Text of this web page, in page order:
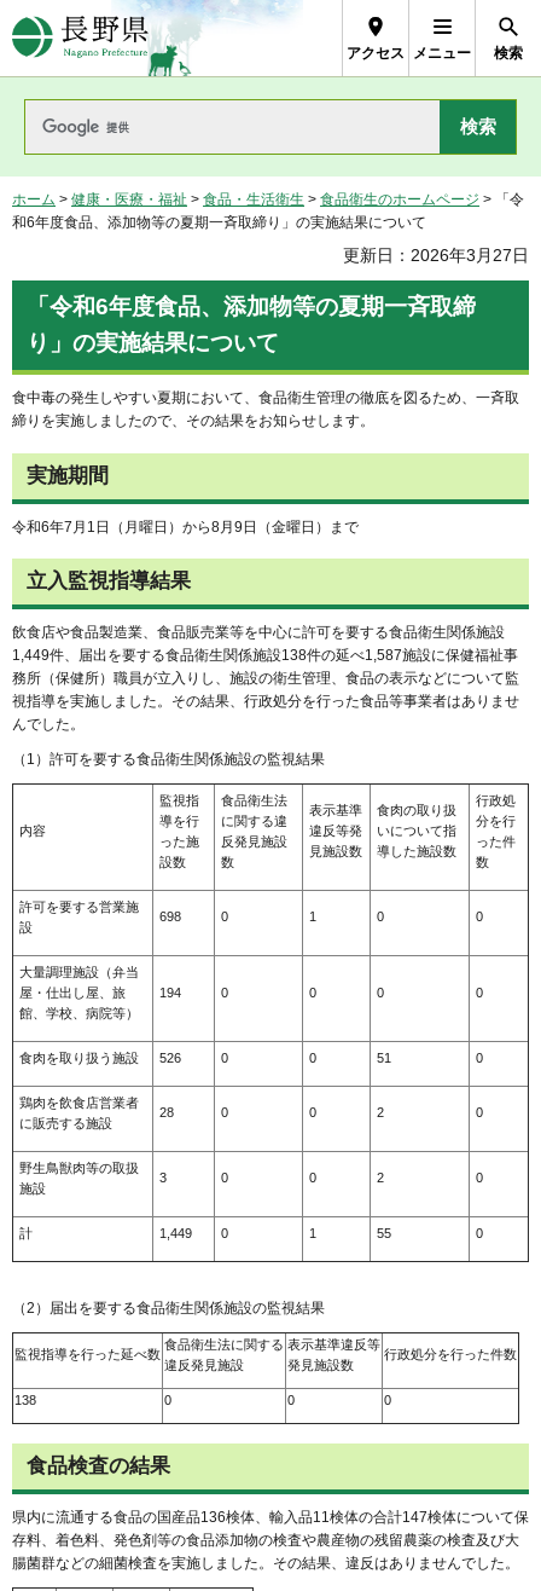
長野県Nagano Prefecture
アクセス メニュー 検索
ホーム > 健康・医療・福祉 > 食品・生活衛生 > 食品衛生のホームページ > 「令
和6年度食品、添加物等の夏期一斉取締り」の実施結果について
更新日：2026年3月27日
「令和6年度食品、添加物等の夏期一斉取締
り」の実施結果について
食中毒の発生しやすい夏期において、食品衛生管理の徹底を図るため、一斉取
締りを実施しましたので、その結果をお知らせします。
実施期間
令和6年7月1日（月曜日）から8月9日（金曜日）まで
立入監視指導結果
飲食店や食品製造業、食品販売業等を中心に許可を要する食品衛生関係施設
1,449件、届出を要する食品衛生関係施設138件の延べ1,587施設に保健福祉事
務所（保健所）職員が立入りし、施設の衛生管理、食品の表示などについて監
視指導を実施しました。その結果、行政処分を行った食品等事業者はありませ
んでした。
（1）許可を要する食品衛生関係施設の監視結果
内容
監視指
導を行
った施
設数
食品衛生法
に関する違
反発見施設
数
表示基準
違反等発
見施設数
食肉の取り扱
いについて指
導した施設数
行政処
分を行
った件
数
許可を要する営業施
設
698 0 1 0 0
大量調理施設（弁当
屋・仕出し屋、旅
館、学校、病院等）
194 0 0 0 0
食肉を取り扱う施設 526 0 0 51 0
鶏肉を飲食店営業者
に販売する施設
28 0 0 2 0
野生鳥獣肉等の取扱
施設
3 0 0 2 0
計 1,449 0 1 55 0
（2）届出を要する食品衛生関係施設の監視結果
監視指導を行った延べ数
食品衛生法に関する
違反発見施設
表示基準違反等
発見施設数
行政処分を行った件数
138 0 0 0
食品検査の結果
県内に流通する食品の国産品136検体、輸入品11検体の合計147検体について保
存料、着色料、発色剤等の食品添加物の検査や農産物の残留農薬の検査及び大
腸菌群などの細菌検査を実施しました。その結果、違反はありませんでした。